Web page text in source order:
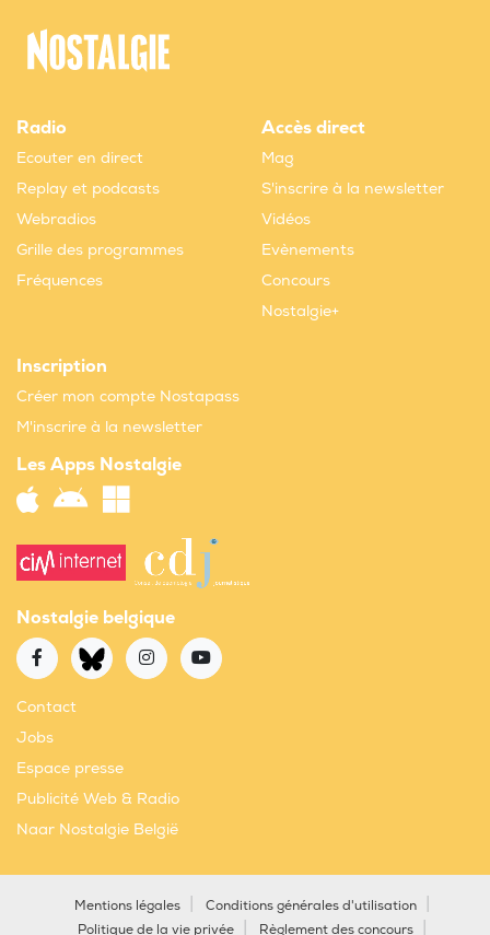
Radio
Ecouter en direct
Replay et podcasts
Webradios
Grille des programmes
Fréquences
Accès direct
Mag
S'inscrire à la newsletter
Vidéos
Evènements
Concours
Nostalgie+
Inscription
Créer mon compte Nostapass
M'inscrire à la newsletter
Les Apps Nostalgie
Nostalgie belgique
Contact
Jobs
Espace presse
Publicité Web & Radio
Naar Nostalgie België
Mentions légales
Conditions générales d'utilisation
Politique de la vie privée
Règlement des concours